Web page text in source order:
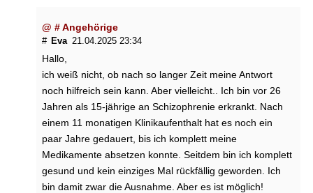
@ # Angehörige
# Eva 21.04.2025 23:34
Hallo,
ich weiß nicht, ob nach so langer Zeit meine Antwort
noch hilfreich sein kann. Aber vielleicht.. Ich bin vor 26
Jahren als 15-jährige an Schizophrenie erkrankt. Nach
einem 11 monatigen Klinikaufenthalt hat es noch ein
paar Jahre gedauert, bis ich komplett meine
Medikamente absetzen konnte. Seitdem bin ich komplett
gesund und kein einziges Mal rückfällig geworden. Ich
bin damit zwar die Ausnahme. Aber es ist möglich!
a
3
-
t
t
s
ä
u
r